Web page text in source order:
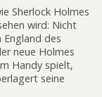
Sherlock Holmes
wird: Nicht
des
neue Holmes
Handy spielt,
seine